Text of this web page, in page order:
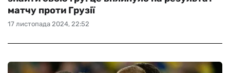
17 листопада 2024, 22:52
матчу проти Грузії